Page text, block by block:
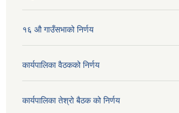
१६ औ गाउँसभाको निर्णय
कार्यपालिका वैठकको निर्णय
कार्यपालिका तेश्रो बैठक को निर्णय